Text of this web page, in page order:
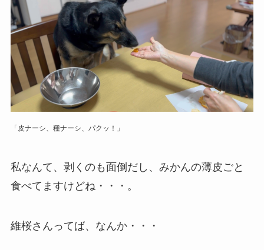
「皮ナーシ、種ナーシ、パクッ！」
私なんて、剥くのも面倒だし、みかんの薄皮ごと
食べてますけどね・・・。
維桜さんってば、なんか・・・